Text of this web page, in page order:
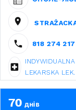
818 274 217
LEKARSKA
70 днів